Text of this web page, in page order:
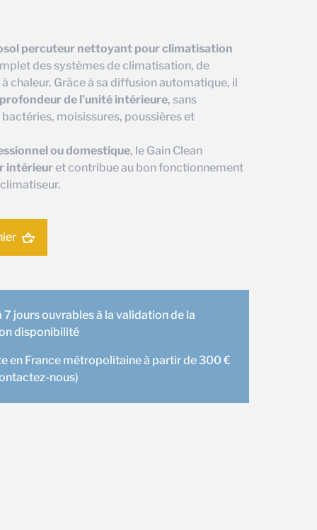
percuteur nettoyant pour climatisation
des systèmes de climatisation, de
chaleur. Grâce à sa diffusion automatique, il
de l’unité intérieure, sans
moisissures, poussières et
ou domestique, le Gain Clean
intérieuret contribue au bon fonctionnement
7 jours ouvrables à la validation de la
disponibilité
en France métropolitaine à partir de 300 €
nous)